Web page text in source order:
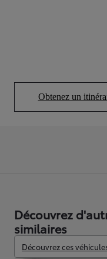
Obtenez un
Découvrez
similaires
Découvrez ces